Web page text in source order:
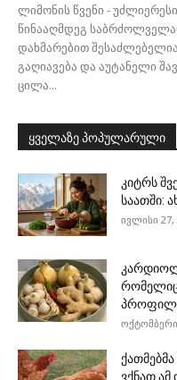
ლიმონის წვენი -
წინააღმდეგ
დახმარებით
გაღიავება და აუტანელი
ცილა...
ყველაზე პოპულარული
კიტრს
საათში:
ივლისი 27,
ოქტომბერი
ვქნათ